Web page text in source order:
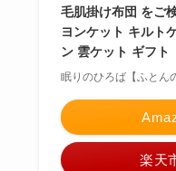
毛肌掛け布団 をご
ヨンケット キルト
ン 雲ケット ギフト
眠りのひろば【ふとん
楽天